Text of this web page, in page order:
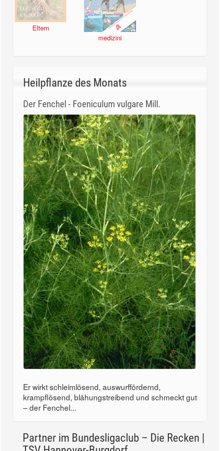
Eltern
medizini
Heilpflanze des Monats
Der Fenchel - Foeniculum vulgare Mill.
Er wirkt schleimlösend, auswurffördernd,
krampflösend, blähungstreibend und schmeckt gut
– der Fenchel...
Partner im Bundesligaclub – Die Recken |